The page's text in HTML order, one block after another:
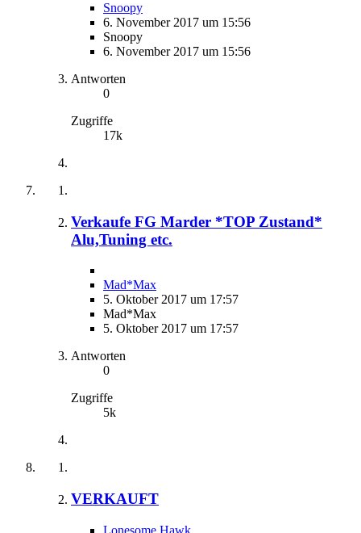
Snoopy
6. November 2017 um 15:56
Snoopy
6. November 2017 um 15:56
Antworten
0
Zugriffe
17k
Verkaufe FG Marder *TOP Zustand*
Alu,Tuning etc.
Mad*Max
5. Oktober 2017 um 17:57
Mad*Max
5. Oktober 2017 um 17:57
Antworten
0
Zugriffe
5k
VERKAUFT
Lonesome Hawk